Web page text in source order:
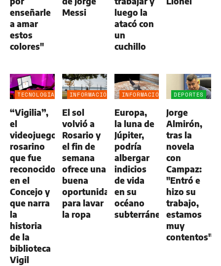
enseñarle
a amar
estos
colores"
Messi
luego la
atacó con
un
cuchillo
TECNOLOGÍA
“Vigilia”,
el
videojuego
rosarino
que fue
reconocido
en el
Concejo y
que narra
la
historia
de la
biblioteca
Vigil
INFORMACIÓN
El sol
volvió a
Rosario y
el fin de
semana
ofrece una
buena
oportunidad
para lavar
la ropa
INFORMACIÓN
Europa,
la luna de
Júpiter,
podría
albergar
indicios
de vida
en su
océano
subterráneo
DEPORTES
Jorge
Almirón,
tras la
novela
con
Campaz:
"Entró e
hizo su
trabajo,
estamos
muy
contentos"